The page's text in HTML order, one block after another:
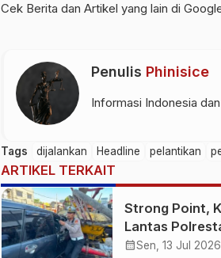
Cek Berita dan Artikel yang lain di
Penulis Phinisice
Informasi Indonesia
Tags dijalankan Headline pelantikan
ARTIKEL TERKAIT
Strong Point,
Lantas
Sigap Bantu
calendar_monthSen, 13 Jul 2026